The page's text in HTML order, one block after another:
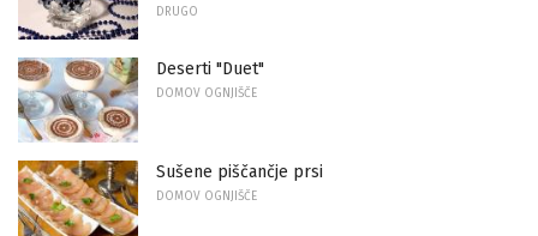
DRUGO
Deserti "Duet"
DOMOV OGNJIŠČE
Sušene piščančje prsi
DOMOV OGNJIŠČE